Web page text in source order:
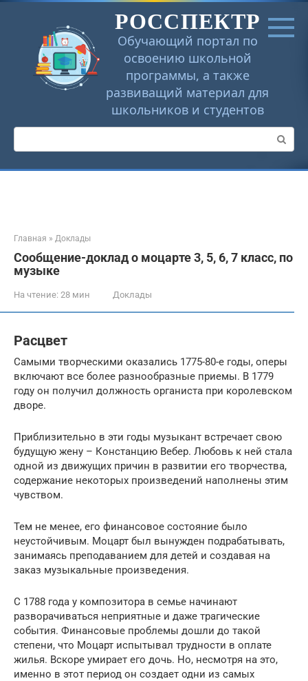
Перейти
РОССПЕКТР
Обучающий портал по
освоению школьной
программы, а также
развиващий материал для
школьников и студентов
Поиск:
Главная » Доклады
Сообщение-доклад о моцарте 3, 5, 6, 7 класс, по
музыке
На чтение: 28 мин Доклады
Расцвет
Самыми творческими оказались 1775-80-е годы, оперы
включают все более разнообразные приемы. В 1779
году он получил должность органиста при королевском
дворе.
Приблизительно в эти годы музыкант встречает свою
будущую жену – Констанцию Вебер. Любовь к ней стала
одной из движущих причин в развитии его творчества,
содержание некоторых произведений наполнены этим
чувством.
Тем не менее, его финансовое состояние было
неустойчивым. Моцарт был вынужден подрабатывать,
занимаясь преподаванием для детей и создавая на
заказ музыкальные произведения.
C 1788 года у композитора в семье начинают
разворачиваться неприятные и даже трагические
события. Финансовые проблемы дошли до такой
степени, что Моцарт испытывал трудности в оплате
жилья. Вскоре умирает его дочь. Но, несмотря на это,
именно в этот период он создает одни из самых